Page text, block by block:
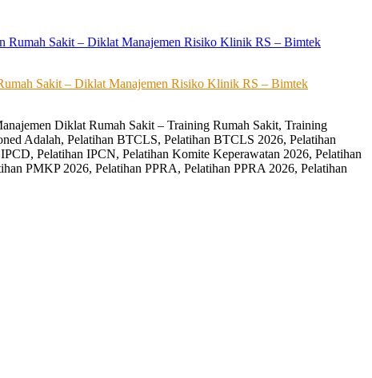
Sakit – Diklat Manajemen Risiko Klinik RS – Bimtek
Diklat Rumah Sakit – Training Rumah Sakit, Training
Adalah, Pelatihan BTCLS, Pelatihan BTCLS 2026, Pelatihan
Pelatihan IPCN, Pelatihan Komite Keperawatan 2026, Pelatihan
PMKP 2026, Pelatihan PPRA, Pelatihan PPRA 2026, Pelatihan